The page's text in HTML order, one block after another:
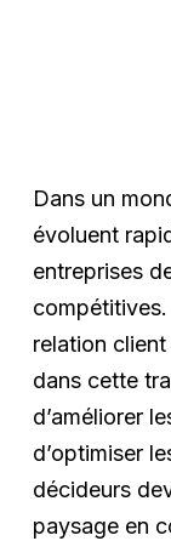
Dans un
évoluent
entreprises
relation
dans cette
d’améliorer
d’optimiser
décideurs
paysage en